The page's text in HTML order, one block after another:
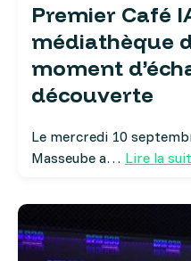
Premier Café
médiathèque
moment
découverte
Le mercredi 10
Masseube a… Lire la